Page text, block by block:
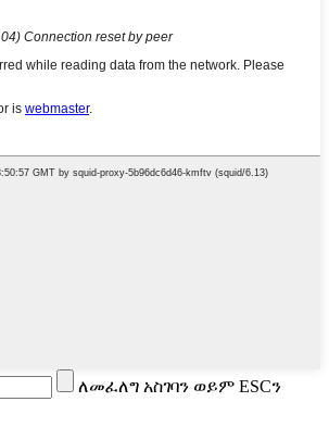
ለመፈለግ አስገባን ወይም ESCን